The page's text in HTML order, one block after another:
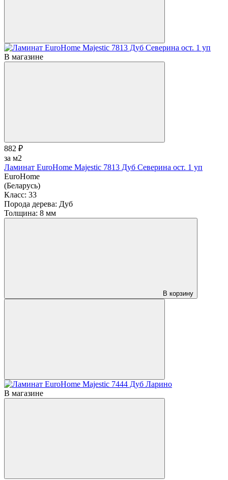
В магазине
882 ₽
за м2
Ламинат EuroHome Majestic 7813 Дуб Северина ост. 1 уп
EuroHome
(Беларусь)
Класс: 33
Порода дерева: Дуб
Толщина: 8 мм
В корзину
В магазине